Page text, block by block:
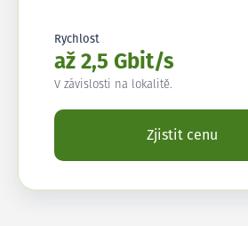
Rychlost
až 2,5 Gbit/s
V závislosti na lokalitě.
Zjistit cenu